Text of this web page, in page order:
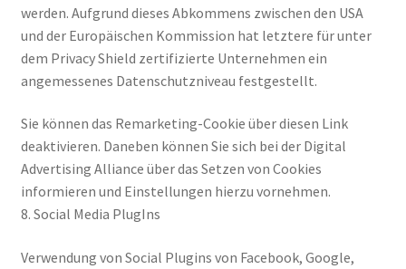
werden. Aufgrund dieses Abkommens zwischen den USA
und der Europäischen Kommission hat letztere für unter
dem Privacy Shield zertifizierte Unternehmen ein
angemessenes Datenschutzniveau festgestellt.
Sie können das Remarketing-Cookie über diesen Link
deaktivieren. Daneben können Sie sich bei der Digital
Advertising Alliance über das Setzen von Cookies
informieren und Einstellungen hierzu vornehmen.
8. Social Media PlugIns
Verwendung von Social Plugins von Facebook, Google,